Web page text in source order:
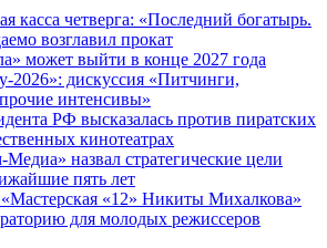
касса четверга: «Последний богатырь.
возглавил прокат
может выйти в конце 2027 года
2026»: дискуссия «Питчинги,
интенсивы»
РФ высказалась против пиратских
кинотеатрах
Медиа» назвал стратегические цели
пять лет
«12» Никиты Михалкова»
для молодых режиссеров